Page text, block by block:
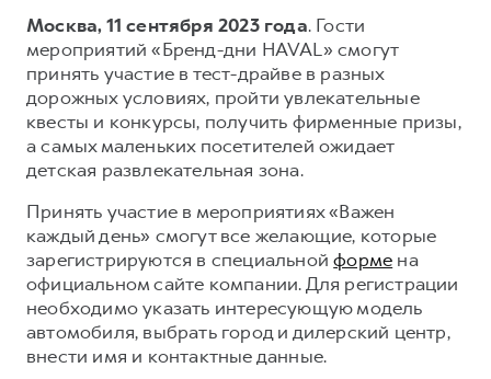
POER
от 3 449 000 ₽
Для малого бизнеса
Корпоративным клиентам
Крупным корпоративным клиентам
Система управления автопарком
Сервис для корпоративных клиентов
HAVAL Лизинг
АКСЕССУАРЫ HAVAL
Автомобильные аксессуары
Коллекция CITY
Коллекция Базовая
Мобильное приложение GWM
Программа «HAVAL Защита+»
Руководства по эксплуатации
Подписки
АКСЕССУАРЫ HAVAL
Автомобильные аксессуары
Коллекция CITY
Коллекция Базовая
Коллекция Детская
Москва, 11 сентября 2023 года. Гости
мероприятий «Бренд-дни HAVAL» смогут
принять участие в тест-драйве в разных
дорожных условиях, пройти увлекательные
квесты и конкурсы, получить фирменные призы,
а самых маленьких посетителей ожидает
детская развлекательная зона.
Принять участие в мероприятиях «Важен
каждый день» смогут все желающие, которые
зарегистрируются в специальнойформе на
официальном сайте компании. Для регистрации
необходимо указать интересующую модель
автомобиля, выбрать город и дилерский центр,
внести имя и контактные данные.